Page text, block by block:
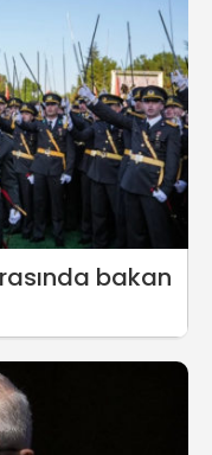
bakan